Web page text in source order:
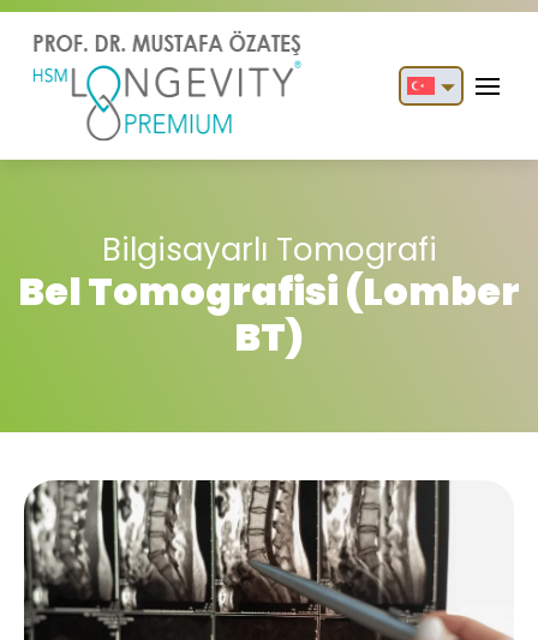
Bilgisayarlı Tomografi
Bel Tomografisi (Lomber
BT)